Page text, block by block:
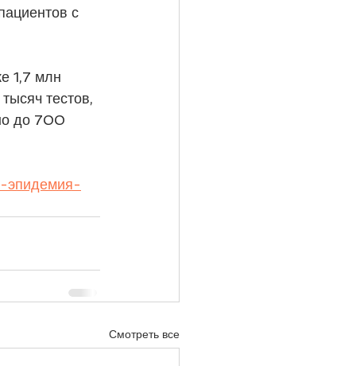
с
1,7 млн
тестов,
до 700
эпидемия-
Смотреть все